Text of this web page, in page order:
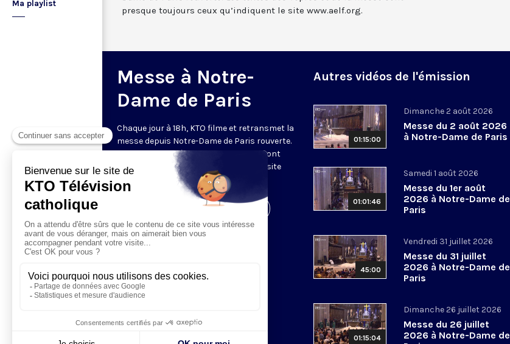
Ma playlist
presque toujours ceux qu’indiquent le site www.aelf.org.
Messe à Notre-
Dame de Paris
Chaque jour à 18h, KTO filme et retransmet la
messe depuis Notre-Dame de Paris rouverte.
Les textes des Vêpres et de la messe sont
presque toujours ceux qu’indiquent le site
Visiter la page de l'émission
Autres vidéos de l'émission
01:15:00
Dimanche 2 août 2026
Messe du 2 août 2026
à Notre-Dame de Paris
01:01:46
Samedi 1 août 2026
Messe du 1er août
2026 à Notre-Dame de
Paris
45:00
Vendredi 31 juillet 2026
Messe du 31 juillet
2026 à Notre-Dame de
Paris
01:15:04
Dimanche 26 juillet 2026
Messe du 26 juillet
2026 à Notre-Dame de